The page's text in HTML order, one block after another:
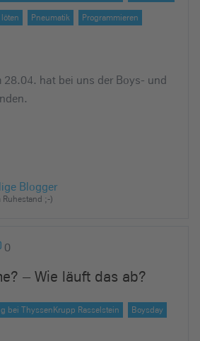
löten Pneumatik Programmieren
28.04. hat bei uns der Boys- und
Blogger
Ruhestand ;-)
0
– Wie läuft das ab?
bei ThyssenKrupp Rasselstein Boysday